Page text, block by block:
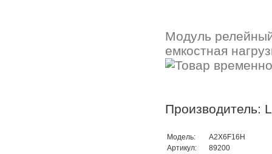
Модуль
емкостная
Производитель:
Модель:
A2X6F16H
Артикул:
89200